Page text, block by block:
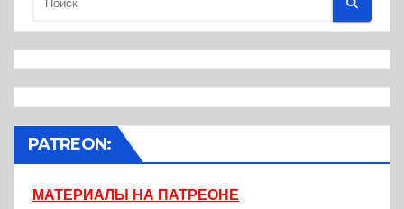
PATREON:
МАТЕРИАЛЫ НА ПАТРЕОНЕ